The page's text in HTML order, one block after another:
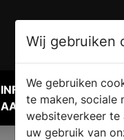
INFORMATIE
AANVRAGEN
Wij gebruiken
We gebruiken
te maken, sociale
websiteverkeer te
uw gebruik van